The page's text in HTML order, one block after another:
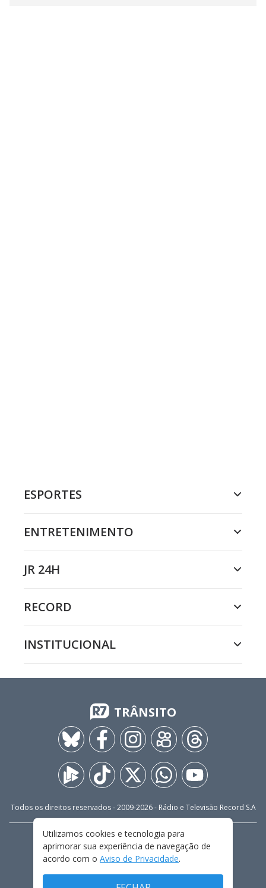
ESPORTES
ENTRETENIMENTO
JR 24H
RECORD
INSTITUCIONAL
TRÂNSITO
Todos os direitos reservados - 2009-2026- Rádio e Televisão Record S.A
FALE CONOSCO
PRIVACIDADE
TERMOS E CONDIÇÕES DE USO
Utilizamos cookies e tecnologia para
aprimorar sua experiência de navegação de
acordo com o Aviso de Privacidade.